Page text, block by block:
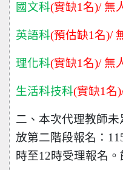
國文科(實缺1名)/ 無
英語科(預估缺1名)/
理化科(實缺1名)/ 無
生活科技科(實缺1名
二、本次代理教師
放第二階段報名：
時至12時受理報名。